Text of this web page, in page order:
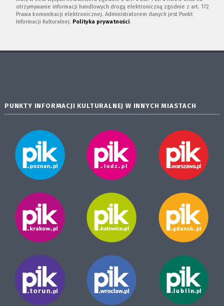
otrzymywanie informacji handlowych drogą elektroniczną zgodnie z art. 172
Prawa komunikacji elektronicznej. Administratorem danych jest Punkt
Informacji Kulturalnej. Polityka prywatności.
PUNKTY INFORMACJI KULTURALNEJ W INNYCH MIASTACH